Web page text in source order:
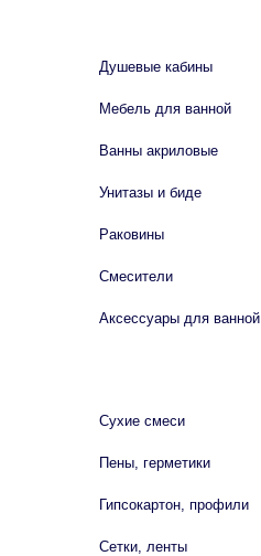
Душевые кабины
Мебель для ванной
Ванны акриловые
Унитазы и биде
Раковины
Смесители
Аксессуары для ванной
Сухие смеси
Пены, герметики
Гипсокартон, профили
Сетки, ленты